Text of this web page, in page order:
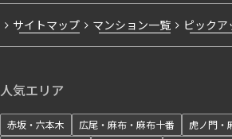
サイトマップ マンション一覧 ピックア
人気エリア
赤坂・六本木 広尾・麻布・麻布十番 虎ノ門・